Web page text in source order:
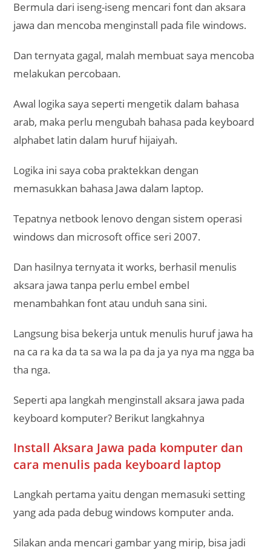
Bermula dari iseng-iseng mencari font dan aksara
jawa dan mencoba menginstall pada file windows.
Dan ternyata gagal, malah membuat saya mencoba
melakukan percobaan.
Awal logika saya seperti mengetik dalam bahasa
arab, maka perlu mengubah bahasa pada keyboard
alphabet latin dalam huruf hijaiyah.
Logika ini saya coba praktekkan dengan
memasukkan bahasa Jawa dalam laptop.
Tepatnya netbook lenovo dengan sistem operasi
windows dan microsoft office seri 2007.
Dan hasilnya ternyata it works, berhasil menulis
aksara jawa tanpa perlu embel embel
menambahkan font atau unduh sana sini.
Langsung bisa bekerja untuk menulis huruf jawa ha
na ca ra ka da ta sa wa la pa da ja ya nya ma ngga ba
tha nga.
Seperti apa langkah menginstall aksara jawa pada
keyboard komputer? Berikut langkahnya
Install Aksara Jawa pada komputer dan
cara menulis pada keyboard laptop
Langkah pertama yaitu dengan memasuki setting
yang ada pada debug windows komputer anda.
Silakan anda mencari gambar yang mirip, bisa jadi